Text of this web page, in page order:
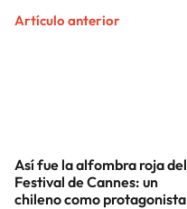
Artículo anterior
Así fue la alfombra roja del
Festival de Cannes: un
chileno como protagonista